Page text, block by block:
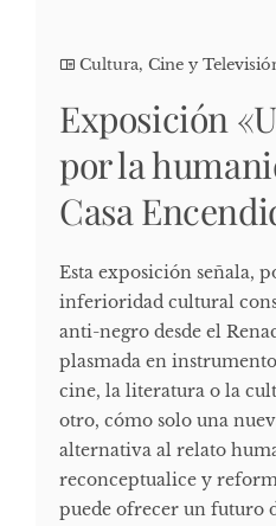
Cultura, Cine y
Exposición
por la
Casa
Esta exposición señala,
inferioridad cultural
anti-negro desde el
plasmada en
cine, la literatura o la
otro, cómo solo una
alternativa al relato
reconceptualice y
puede ofrecer un futuro